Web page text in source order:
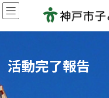
コ
ン
ン
ッ
プ
ナ
ビ
ー
移
動
活動完了報告